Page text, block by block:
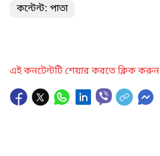
কন্টেন্ট: পাতা
এই কনটেন্টটি শেয়ার করতে ক্লিক করুন